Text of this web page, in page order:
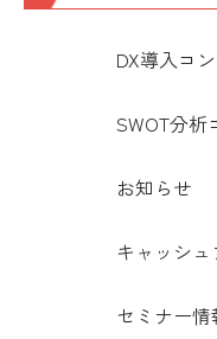
DX導入コ
SWOT分析
お知らせ
キャッシ
セミナー情